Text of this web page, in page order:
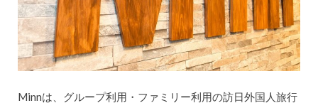
Minnは、グループ利用・ファミリー利用の訪日外国人旅行